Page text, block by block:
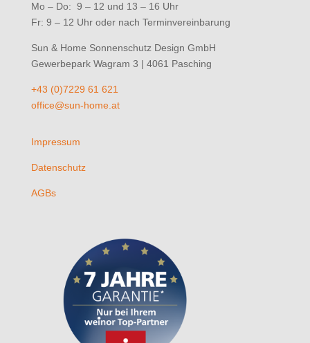
Mo – Do: 9 – 12 und 13 – 16 Uhr
Fr: 9 – 12 Uhr oder nach Terminvereinbarung
Sun & Home Sonnenschutz Design GmbH
Gewerbepark Wagram 3 | 4061 Pasching
+43 (0)7229 61 621
office@sun-home.at
Impressum
Datenschutz
AGBs